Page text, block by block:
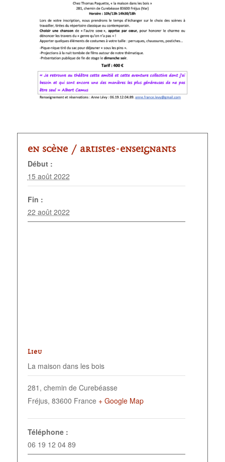
En scène / Artistes-enseignants
Début :
15 août 2022
Fin :
22 août 2022
LIEU
La maison dans les bois
281, chemin de Curebéasse
Fréjus, 83600 France + Google Map
Téléphone :
06 19 12 04 89